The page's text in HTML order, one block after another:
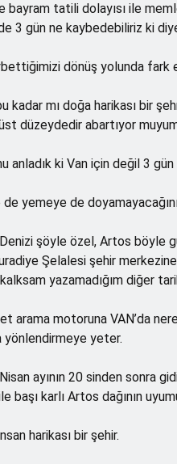
bayram tatili dolayısı ile
3 gün ne kaybedebiliriz ki
dönüş yolunda fark
kadar mı doğa harikası bir
düzeydedir abartıyor
anladık ki Van için değil 3
yemeye de
şöyle özel, Artos böyle
Şelalesi şehir
yazamadığım diğer
arama motoruna VAN’da
yönlendirmeye yeter.
ayının 20 sinden sonra
başı karlı Artos dağının
harikası bir şehir.